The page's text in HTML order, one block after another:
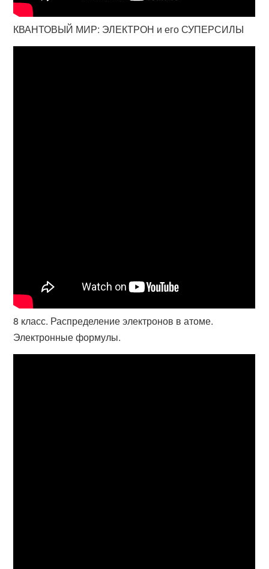
КВАНТОВЫЙ МИР: ЭЛЕКТРОН и его СУПЕРСИЛЫ
8 класс. Распределение электронов в атоме.
Электронные формулы.